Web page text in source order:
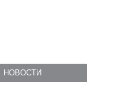
НОВОСТИ